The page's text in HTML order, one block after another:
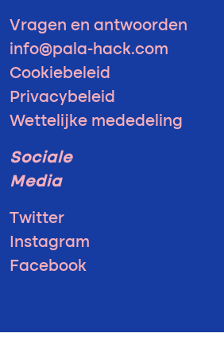
Vragen en antwoorden
info@pala-hack.com
Cookiebeleid
Privacybeleid
Wettelijke mededeling
Sociale
Media
Twitter
Instagram
Facebook